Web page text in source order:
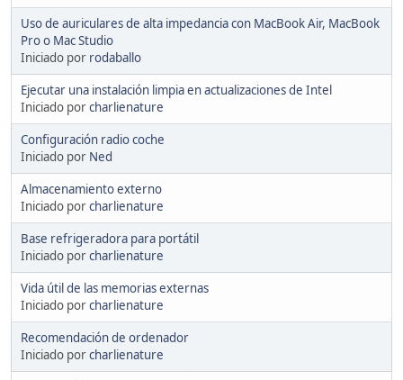
Uso de auriculares de alta impedancia con MacBook Air, MacBook
Pro o Mac Studio
Iniciado por rodaballo
Ejecutar una instalación limpia en actualizaciones de Intel
Iniciado porcharlienature
Configuración radio coche
Iniciado por Ned
Almacenamiento externo
Iniciado porcharlienature
Base refrigeradora para portátil
Iniciado porcharlienature
Vida útil de las memorias externas
Iniciado porcharlienature
Recomendación de ordenador
Iniciado porcharlienature